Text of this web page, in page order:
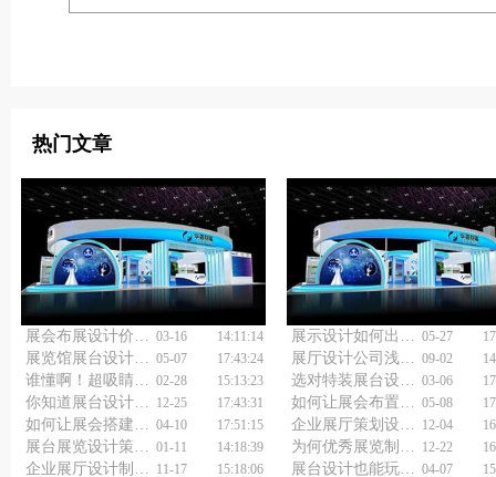
热门文章
展会布展设计价格如何定？5大核心因素解析 03-16 14:11:14 展示设计如何出彩？听听展览展会搭建公司的建议！ 05-27
展览馆展台设计制作藏着哪些不为人知的巧思？ 05-07 17:43:24 展厅设计公司浅谈主题餐厅设计 09-02
谁懂啊！超吸睛的快闪活动策划，到底藏着多少惊喜？ 02-28 15:13:23 选对特装展台设计搭建公司，居然能省这么多钱？ 03-06
你知道展台设计制作搭建工厂如何打造爆款展台吗？ 12-25 17:43:31 如何让展会布置成流量爆点？上海展会布置搭建公司的“妙招”与现实反思 05-08
如何让展会搭建更出彩？上海展览展会搭建公司来解答！ 04-10 17:51:15 企业展厅策划设计公司，展厅设计施工一体化能避坑吗？ 12-04
展台展览设计策划应遵守的原则 01-11 14:18:39 为何优秀展览制作搭建工厂的展台总让观众手机电量告急？ 12-22
企业展厅设计制作公司怎样开拓客户？试试这四条野路子！ 11-17 15:18:06 展台设计也能玩出新花样？展览展台搭建设计公司让你大开眼界！ 04-07